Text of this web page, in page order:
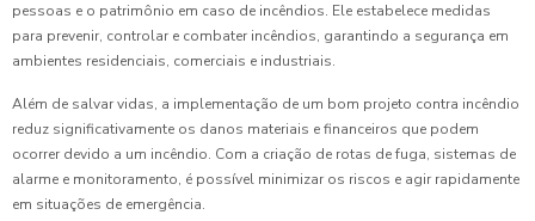
pessoas e o patrimônio em caso de incêndios. Ele estabelece medidas
para prevenir, controlar e combater incêndios, garantindo a segurança em
ambientes residenciais, comerciais e industriais.
Além de salvar vidas, a implementação de um bom projeto contra incêndio
reduz significativamente os danos materiais e financeiros que podem
ocorrer devido a um incêndio. Com a criação de rotas de fuga, sistemas de
alarme e monitoramento, é possível minimizar os riscos e agir rapidamente
em situações de emergência.